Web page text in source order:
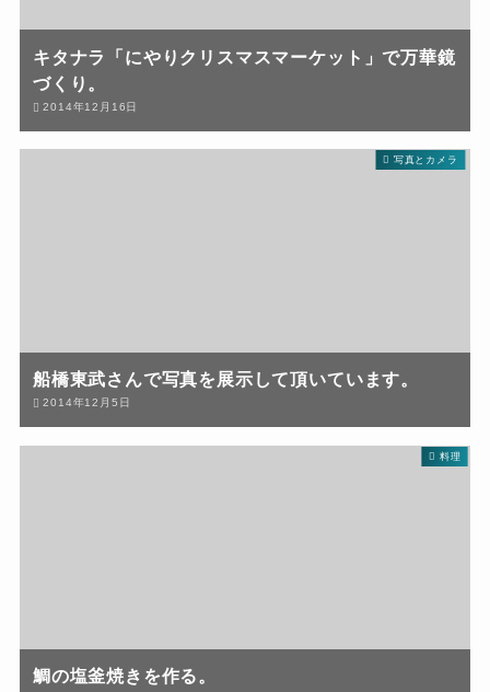
キタナラ「にやりクリスマスマーケット」で万華鏡
づくり。
2014年12月16日
写真とカメラ
船橋東武さんで写真を展示して頂いています。
2014年12月5日
料理
鯛の塩釜焼きを作る。